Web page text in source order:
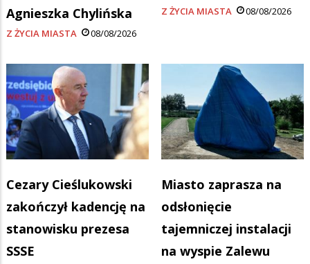
Agnieszka Chylińska
Z ŻYCIA MIASTA 08/08/2026
Z ŻYCIA MIASTA 08/08/2026
Cezary Cieślukowski
zakończył kadencję na
stanowisku prezesa
SSSE
Miasto zaprasza na
odsłonięcie
tajemniczej instalacji
na wyspie Zalewu